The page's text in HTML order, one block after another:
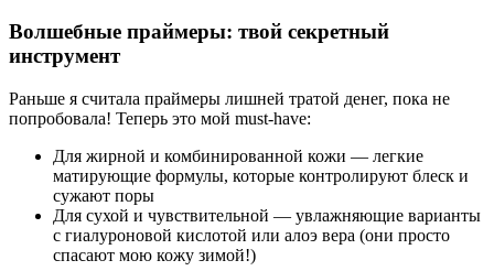
Волшебные праймеры: твой секретный
инструмент
Раньше я считала праймеры лишней тратой денег, пока не
попробовала! Теперь это мой must-have:
Для жирной и комбинированной кожи — легкие
матирующие формулы, которые контролируют блеск и
сужают поры
Для сухой и чувствительной — увлажняющие варианты
с гиалуроновой кислотой или алоэ вера (они просто
спасают мою кожу зимой!)